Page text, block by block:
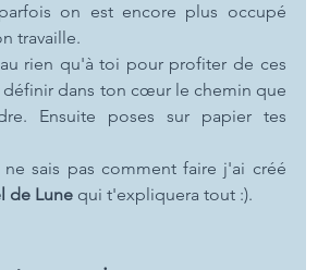
on est encore plus occupé
travaille.
rien qu'à toi pour profiter de ces
définir dans ton cœur le chemin que
Ensuite poses sur papier tes
sais pas comment faire j'ai créé
de Lune qui t'expliquera tout :).